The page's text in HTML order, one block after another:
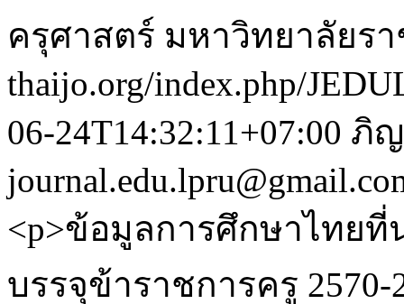
ครุศาสตร์ มหาวิทยาลัยร
thaijo.org/index.php/
06-24T14:32:11+07:00 ภิ
<p>ข้อมูลการศึกษาไทยที่
บรรจุข้าราชการครู